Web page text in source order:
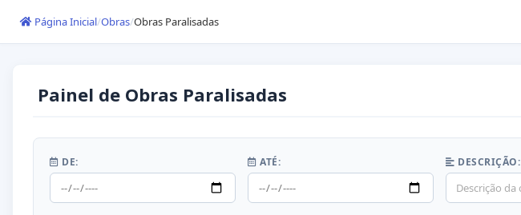
Página Inicial Obras Obras Paralisadas
Painel de Obras Paralisadas
DE: ATÉ: DESCRIÇÃO: